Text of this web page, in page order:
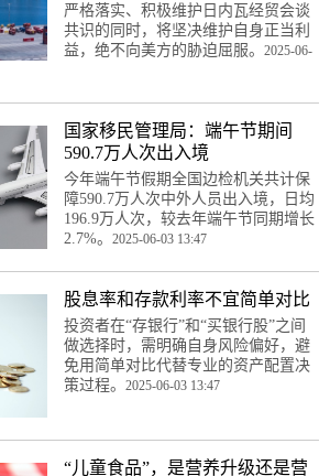
严格落实、积极维护日内瓦经贸会谈
共识的同时，将坚决维护自身正当利
益，绝不向美方的胁迫屈服。 2025-06-
国家移民管理局：端午节期间
590.7万人次出入境
今年端午节假期全国边检机关共计保
障590.7万人次中外人员出入境，日均
196.9万人次，较去年端午节同期增长
2.7%。 2025-06-03 13:47
股息率和存款利率不宜简单对比
投资者在“存银行”和“买银行股”之间
做选择时，需明确自身风险偏好，避
免用简单对比代替专业的资产配置决
策过程。 2025-06-03 13:47
“儿童食品”，是营养升级还是营